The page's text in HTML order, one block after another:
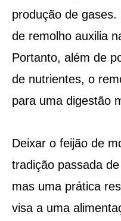
produção de
de remolho auxilia
Portanto, além de
de nutrientes, o
para uma digestão
Deixar o feijão de
tradição passada
mas uma prática
visa a uma